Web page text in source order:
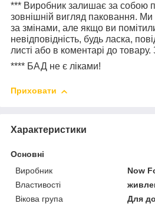
*** Виробник залишає за собою
зовнішній вигляд паковання.
за змінами, але якщо ви
невідповідність, будь ласка,
листі або в коментарі до товару.
**** БАД не є ліками!
Приховати
Характеристики
Основні
Виробник
Now
Властивості
Вікова група
Для